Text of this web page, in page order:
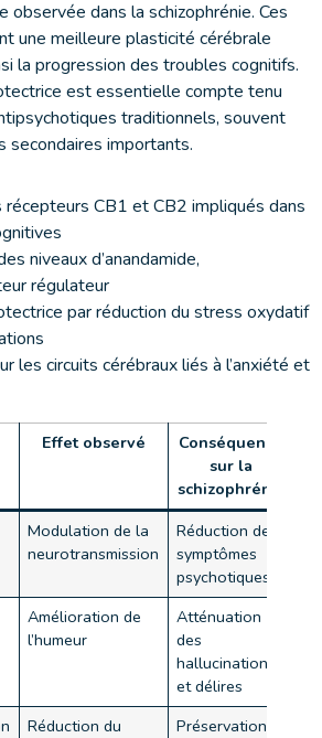
observée dans la schizophrénie. Ces
une meilleure plasticité cérébrale
la progression des troubles cognitifs.
est essentielle compte tenu
traditionnels, souvent
secondaires importants.
CB1 et CB2 impliqués dans
niveaux d’anandamide,
régulateur
par réduction du stress oxydatif
les circuits cérébraux liés à l’anxiété et
Effet observé
Conséquence
sur la
schizophrénie
Modulation de la
neurotransmission
Réduction des
symptômes
psychotiques
Amélioration de
l’humeur
Atténuation
des
hallucinations
et délires
Réduction du
Préservation